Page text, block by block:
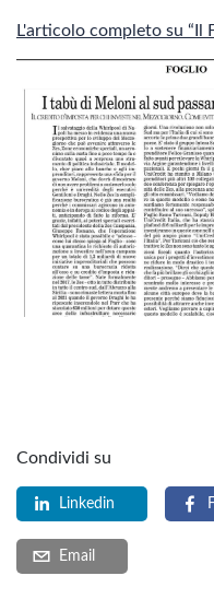
L'articolo completo su “Il
Condividi su
Linkedin
Email